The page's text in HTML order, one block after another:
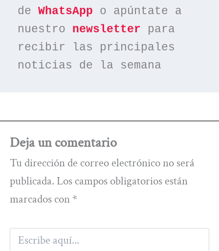
de WhatsApp o apúntate a
nuestro newsletter para
recibir las principales
noticias de la semana
Deja un comentario
Tu dirección de correo electrónico no será
publicada. Los campos obligatorios están
marcados con *
Escribe
aquí...